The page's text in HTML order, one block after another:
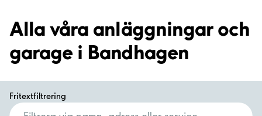
Alla våra anläggningar och
garage i Bandhagen
Fritextfiltrering